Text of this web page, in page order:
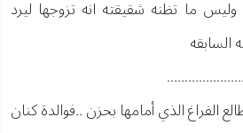
ما تظنه شقيقته انه تزوجها ليرد
السابقه
الفراغ الذي أمامها بحزن ..فوالدة كنان